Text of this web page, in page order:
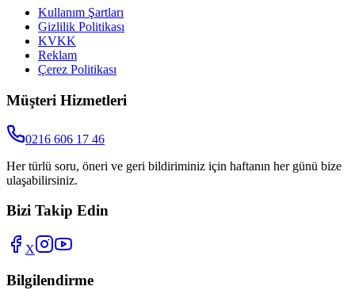
Kullanım Şartları
Gizlilik Politikası
KVKK
Reklam
Çerez Politikası
Müşteri Hizmetleri
0216 606 17 46
Her türlü soru, öneri ve geri bildiriminiz için haftanın her günü bize
ulaşabilirsiniz.
Bizi Takip Edin
X
Bilgilendirme